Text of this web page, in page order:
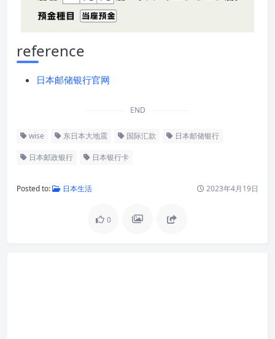
reference
日本邮储银行官网
END
wise 东日本大地震 国际汇款 日本邮储银行
日本邮政银行 日本银行卡
Posted to: 日本生活 2023年4月19日
0